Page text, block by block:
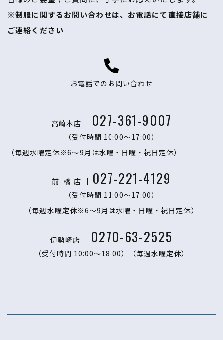
※制服に関するお問い合わせは、お電話にて直接店舗に
ご連絡ください
お電話でのお問い合わせ
高崎本店 027-361-9007
（受付時間 10:00〜17:00）
（毎週水曜定休※6～9月は水曜・日曜・祝日定休）
前 橋 店 027-221-4129
（受付時間 11:00〜17:00）
（毎週水曜定休※6～9月は水曜・日曜・祝日定休）
伊勢崎店 0270-63-2525
（受付時間 10:00〜18:00） （毎週水曜定休）